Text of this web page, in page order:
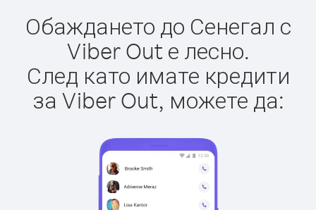
Обаждането до Сенегал с
Viber Out е лесно.
След като имате кредити
за Viber Out, можете да: